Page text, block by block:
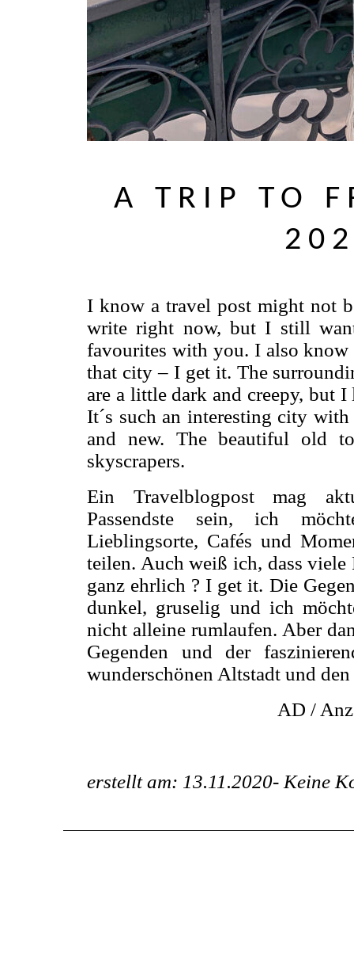
A TRIP TO
I know a travel post might not
write right now, but I still
favourites with you. I also know
that city – I get it. The
are a little dark and creepy, but
It´s such an interesting city
and new. The beautiful old
skyscrapers.
Ein Travelblogpost mag
Passendste sein, ich
Lieblingsorte, Cafés und
teilen. Auch weiß ich, dass
ganz ehrlich ? I get it. Die
dunkel, gruselig und ich
nicht alleine rumlaufen. Aber
Gegenden und der
wunderschönen Altstadt und
AD /
erstellt am: 13.11.2020- Keine